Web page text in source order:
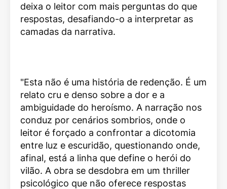
deixa o leitor com mais perguntas do que
respostas, desafiando-o a interpretar as
camadas da narrativa.
"Esta não é uma história de redenção. É um
relato cru e denso sobre a dor e a
ambiguidade do heroísmo. A narração nos
conduz por cenários sombrios, onde o
leitor é forçado a confrontar a dicotomia
entre luz e escuridão, questionando onde,
afinal, está a linha que define o herói do
vilão. A obra se desdobra em um thriller
psicológico que não oferece respostas